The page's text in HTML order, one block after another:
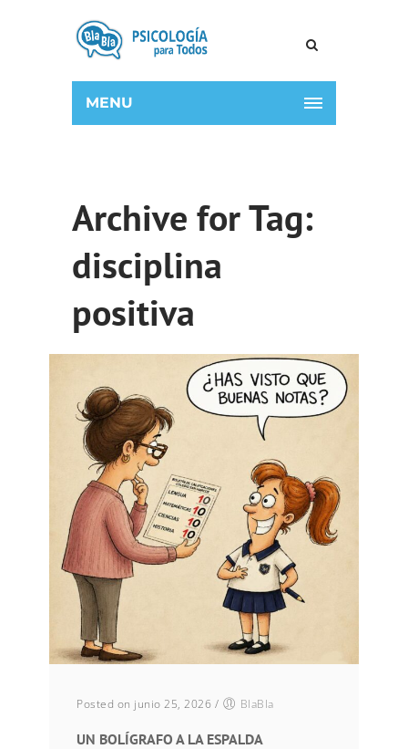
MENU
Archive for Tag:
disciplina
positiva
Posted on junio 25, 2026 / BlaBla
UN BOLÍGRAFO A LA ESPALDA